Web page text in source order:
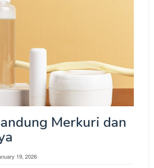
Merkuri dan
19, 2026